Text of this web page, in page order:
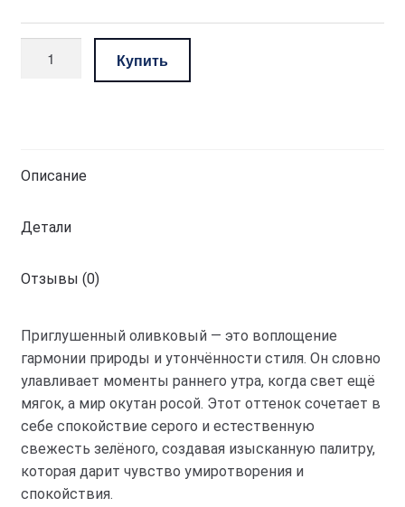
Купить
Описание
Детали
Отзывы (0)
Приглушенный оливковый — это воплощение
гармонии природы и утончённости стиля. Он словно
улавливает моменты раннего утра, когда свет ещё
мягок, а мир окутан росой. Этот оттенок сочетает в
себе спокойствие серого и естественную
свежесть зелёного, создавая изысканную палитру,
которая дарит чувство умиротворения и
спокойствия.